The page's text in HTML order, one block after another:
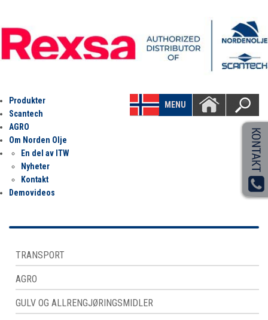
MENU
Produkter
Scantech
AGRO
Om Norden Olje
En del av ITW
Nyheter
Kontakt
Demovideos
TRANSPORT
AGRO
GULV OG ALLRENGJØRINGSMIDLER